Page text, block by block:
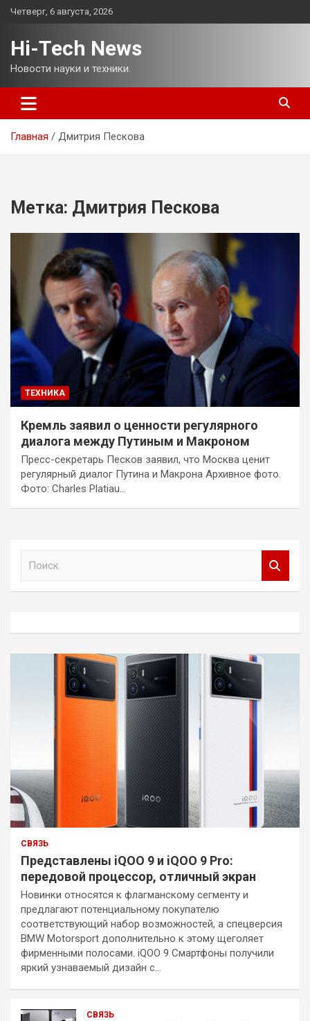
Перейти
Четверг, 6 августа, 2026
Hi-Tech News
Новости науки и техники.
Главная Дмитрия Пескова
Метка: Дмитрия Пескова
ТЕХНИКА
Кремль заявил о ценности регулярного
диалога между Путиным и Макроном
Пресс-секретарь Песков заявил, что Москва ценит
регулярный диалог Путина и Макрона Архивное фото.
Фото: Charles Platiau…
СВЯЗЬ
Представлены iQOO 9 и iQOO 9 Pro:
передовой процессор, отличный экран
Новинки относятся к флагманскому сегменту и
предлагают потенциальному покупателю
соответствующий набор возможностей, а спецверсия
BMW Motorsport дополнительно к этому щеголяет
фирменными полосами. iQOO 9 Смартфоны получили
яркий узнаваемый дизайн с…
СВЯЗЬ